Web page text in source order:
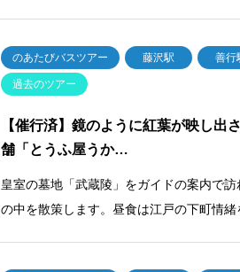
のあたびバスツアー 藤沢駅 善行
過去のツアー
【催行済】鏡のように紅葉が映し出
舗「とうふ屋うか…
皇室の墓地「武蔵陵」をガイドの案内で
の中を散策します。昼食は江戸の下町情緒